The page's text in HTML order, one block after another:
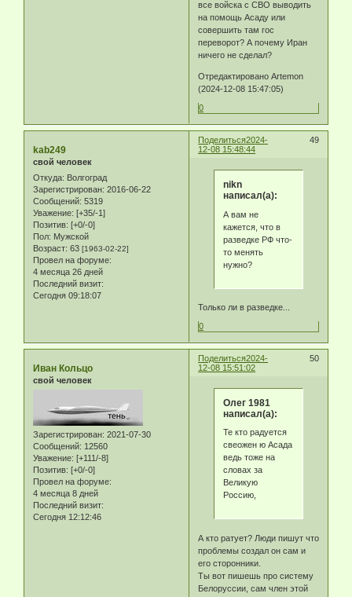
все войска с СВО выводить
на помощь Асаду или
совершить там гос
переворот? А почему Иран
ничего не сделал?
Отредактировано Artemon
(2024-12-08 15:47:05)
0
Поделиться 49
2024-
12-08 15:48:44
kab249
свой человек
Откуда: Волгоград
Зарегистрирован: 2016-06-22
Сообщений: 5319
Уважение: [+35/-1]
Позитив: [+0/-0]
Пол: Мужской
Возраст: 63 [1963-02-22]
Провел на форуме:
4 месяца 26 дней
Последний визит:
Сегодня 09:18:07
nikn
написал(а):
А вам не
кажется, что в
разведке РФ что-
то менять
нужно?
Только ли в разведке...
0
Поделиться 50
2024-
12-08 15:51:02
Иван Кольцо
свой человек
Зарегистрирован: 2021-07-30
Сообщений: 12560
Уважение: [+111/-8]
Позитив: [+0/-0]
Провел на форуме:
4 месяца 8 дней
Последний визит:
Сегодня 12:12:46
Олег 1981
написал(а):
Те кто радуется
свеожен ю Асада
ведь тоже на
словах за
Великую
Россию,
А кто ратует? Люди пишут что
проблемы создал он сам и
его сторонники.
Ты вот пишешь про систему
Белоруссии, сам член этой